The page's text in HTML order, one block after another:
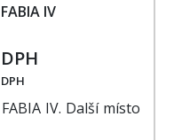
IV
IV. Další místo